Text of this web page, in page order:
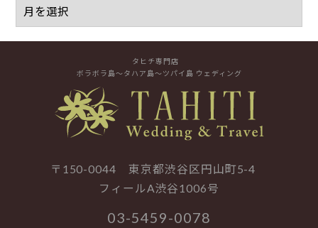
タヒチ専門店
ボラボラ島～タハア島～ツパイ島 ウェディング
〒150-0044 東京都渋谷区円山町5-4
フィールA渋谷1006号
03-5459-0078